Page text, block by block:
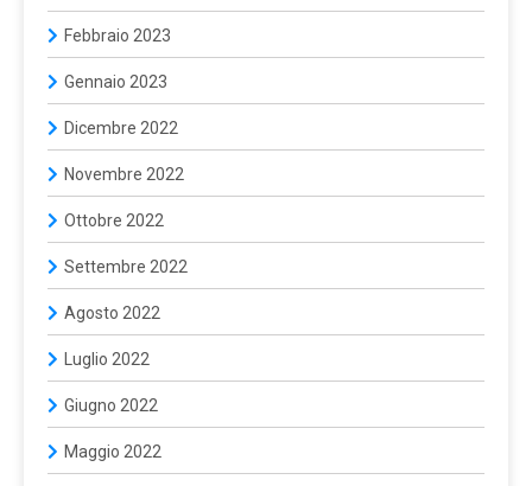
Febbraio 2023
Gennaio 2023
Dicembre 2022
Novembre 2022
Ottobre 2022
Settembre 2022
Agosto 2022
Luglio 2022
Giugno 2022
Maggio 2022